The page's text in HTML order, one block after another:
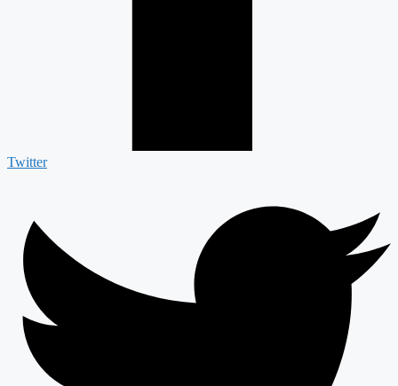
Twitter